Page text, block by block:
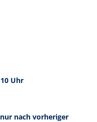
10 Uhr
nur nach vorheriger